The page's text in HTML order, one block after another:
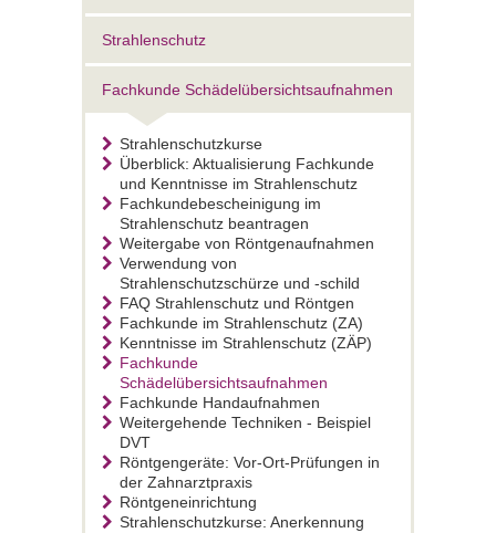
Strahlenschutz
Fachkunde Schädelübersichtsaufnahmen
Strahlenschutzkurse
Überblick: Aktualisierung Fachkunde
und Kenntnisse im Strahlenschutz
Fachkundebescheinigung im
Strahlenschutz beantragen
Weitergabe von Röntgenaufnahmen
Verwendung von
Strahlenschutzschürze und -schild
FAQ Strahlenschutz und Röntgen
Fachkunde im Strahlenschutz (ZA)
Kenntnisse im Strahlenschutz (ZÄP)
Fachkunde
Schädelübersichtsaufnahmen
Fachkunde Handaufnahmen
Weitergehende Techniken - Beispiel
DVT
Röntgengeräte: Vor-Ort-Prüfungen in
der Zahnarztpraxis
Röntgeneinrichtung
Strahlenschutzkurse: Anerkennung